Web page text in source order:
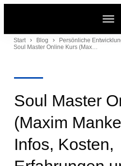
Start
Start Blog
Persönliche
Soul Master Online Kurs (Maxim Mankevich): Alle Infos, Kosten, Erfahrungen und Inhalte
Soul Master
(Maxim
Infos, Kosten,